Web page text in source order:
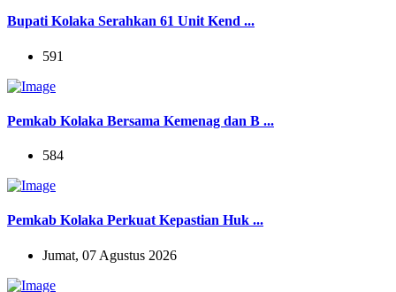
Bupati Kolaka Serahkan 61 Unit Kend ...
591
Pemkab Kolaka Bersama Kemenag dan B ...
584
Pemkab Kolaka Perkuat Kepastian Huk ...
Jumat, 07 Agustus 2026